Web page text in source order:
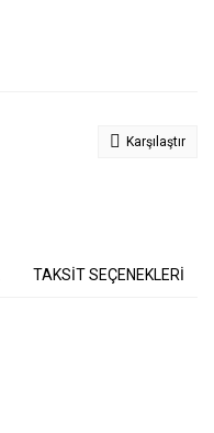
Karşılaştır
TAKSİT SEÇENEKLERİ